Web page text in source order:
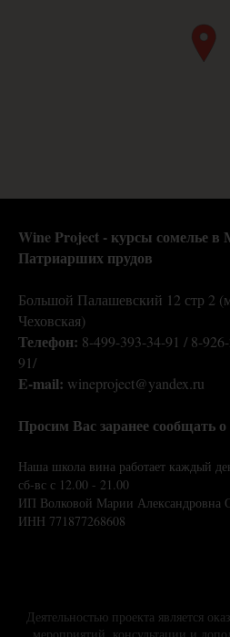
Wine Project - курсы сомелье в
Патриарших прудов
Большой Палашевский 12 стр 2
Чеховская)
Телефон: 8-499-393-34-91 / 8-
91/
E-mail: wineproject@yandex.ru
Просим Вас заранее сообщать
Наша школа вина работает каждый
сб-вс с 12.00 - 21.00
ИП Волковой Марии Александровна
ИНН 771877268608
Деятельностью проекта является